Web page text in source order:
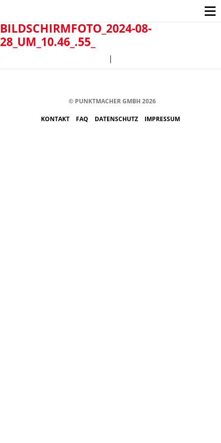
BILDSCHIRMFOTO_2024-08-
28_UM_10.46_.55_
|
© PUNKTMACHER GMBH 2026
KONTAKT FAQ DATENSCHUTZ IMPRESSUM